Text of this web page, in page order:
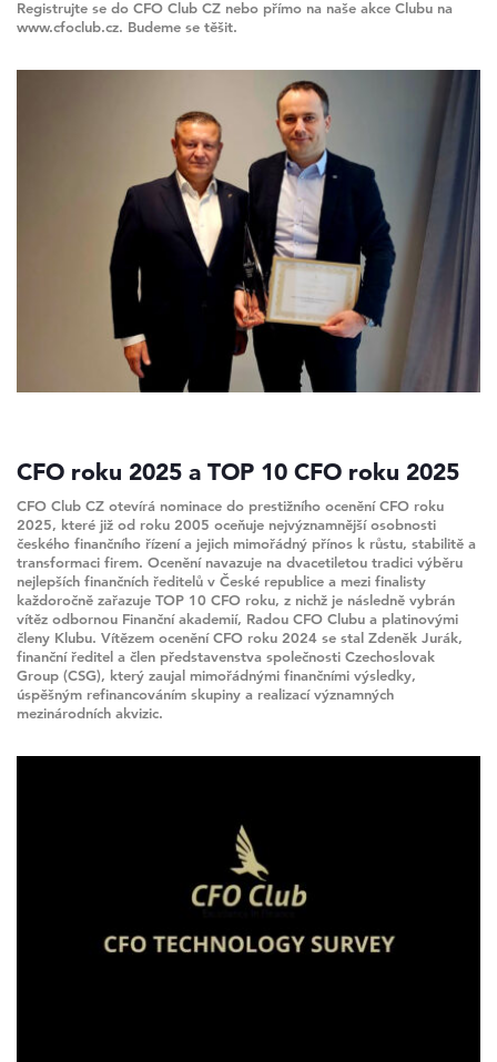
Registrujte se do CFO Club CZ nebo přímo na naše akce Clubu na
www.cfoclub.cz. Budeme se těšit.
CFO roku 2025 a TOP 10 CFO roku 2025
CFO Club CZ otevírá nominace do prestižního ocenění CFO roku
2025, které již od roku 2005 oceňuje nejvýznamnější osobnosti
českého finančního řízení a jejich mimořádný přínos k růstu, stabilitě a
transformaci firem. Ocenění navazuje na dvacetiletou tradici výběru
nejlepších finančních ředitelů v České republice a mezi finalisty
každoročně zařazuje TOP 10 CFO roku, z nichž je následně vybrán
vítěz odbornou Finanční akademií, Radou CFO Clubu a platinovými
členy Klubu. Vítězem ocenění CFO roku 2024 se stal Zdeněk Jurák,
finanční ředitel a člen představenstva společnosti Czechoslovak
Group (CSG), který zaujal mimořádnými finančními výsledky,
úspěšným refinancováním skupiny a realizací významných
mezinárodních akvizic.